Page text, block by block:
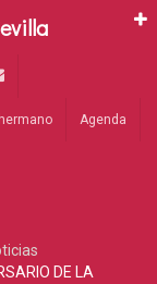
Agenda
DE LA